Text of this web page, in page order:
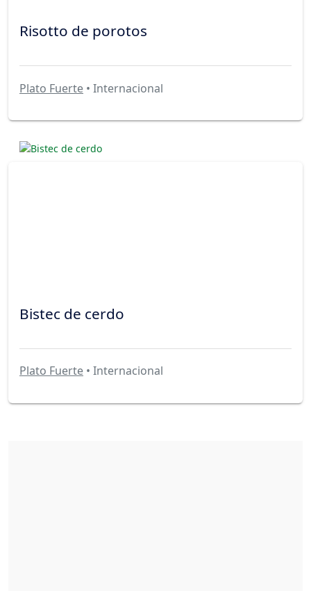
Risotto de porotos
Plato Fuerte • Internacional
Bistec de cerdo
Plato Fuerte • Internacional